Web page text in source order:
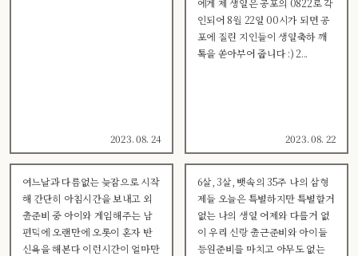
2023. 08. 24
에게 제 생일은 공포의 0822로 각
인되어 8월 22일 00시가 되면 공
포에 질린 지인들이 생일축하 깨
톡을 쏟아부어 줍니다 :) 2...
2023. 08. 22
여느날과 다름없는 늦잠으로 시작
해 간단히 아침시간을 보내고 외
출준비 중 아이와 게임해주는 남
편덕에 오랜만에 오롯이 혼자 반
신욕을 해본다 이런시간이 얼마만
6살, 3살, 뱃속의 35주 나의 삼형
제들 오늘은 특별하지만 특별할거
없는 나의 생일 어제와 다를거 없
이 우리 신랑 출근준비와 아이들
등원준비를 마치고 아무도 없는